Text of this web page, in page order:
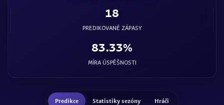
18
PREDIKOVANÉ ZÁPASY
83.33%
MÍRA ÚSPĚŠNOSTI
Predikce Statistiky sezóny Hráči